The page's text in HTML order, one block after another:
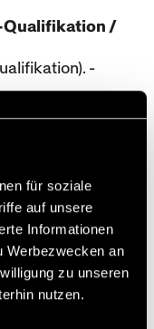
für soziale
auf unsere
Informationen
Werbezwecken an
zu unseren
nutzen.
Qualifikation /
-
/ Europa
2:0 (CL-
n.P. (2:0). -